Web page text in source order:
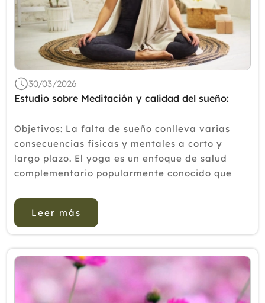
Cómo recuperar el bienestar digestivo
sin fármacos en casos leves de colitis
El masaje en el rendimiento y el
bienestar de los practicantes de
taekwondo
Cómo combatir el dolor crónico en
China
Medicina complementaria para el
Febrero
Enero
2025
2023
2022
2021
2020
2019
30/03/2026
Estudio sobre Meditación y calidad del sueño:
Objetivos: La falta de sueño conlleva varias
consecuencias físicas y mentales a corto y
largo plazo. El yoga es un enfoque de salud
complementario popularmente conocido que
asanas, meditación y técnicas d...
Leer más